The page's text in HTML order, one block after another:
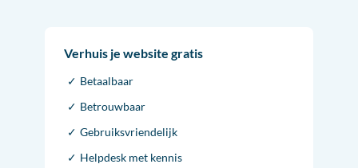
Verhuis je website gratis
Betaalbaar
Betrouwbaar
Gebruiksvriendelijk
Helpdesk met kennis